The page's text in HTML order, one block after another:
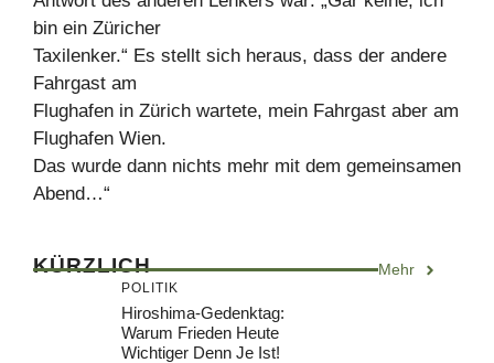
bin ein Züricher
Taxilenker.“ Es stellt sich heraus, dass der andere
Fahrgast am
Flughafen in Zürich wartete, mein Fahrgast aber am
Flughafen Wien.
Das wurde dann nichts mehr mit dem gemeinsamen
Abend…“
KÜRZLICH Mehr
POLITIK
Hiroshima-Gedenktag:
Warum Frieden Heute
Wichtiger Denn Je Ist!